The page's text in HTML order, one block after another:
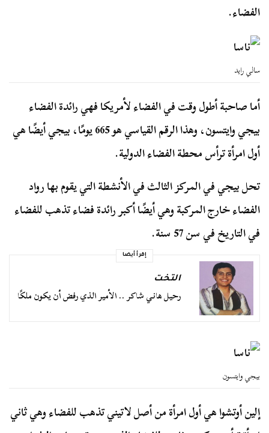
الفضاء.
سالي رايد
أما صاحبة أطول وقت في الفضاء لأمريكا فهي رائدة الفضاء
بيجي وايتسون، وهذا الرقم القياسي هو 665 يومًا، بيجي أيضًا هي
أول امرأة ترأس محطة الفضاء الدولية.
تحل بيجي في المركز الثالث في الأنشطة التي يقوم بها رواد
الفضاء خارج المركبة وهي أيضًا أكبر رائدة فضاء تذهب للفضاء
في التاريخ في سن 57 سنة.
إقرأ أيضا
التخت
رحيل هاني شاكر .. الأمير الذي رفض أن يكون ملكًا
بيجي وايتسون
إلين أوتشوا هي أول امرأة من أصل لاتيني تذهب للفضاء وهي ثاني